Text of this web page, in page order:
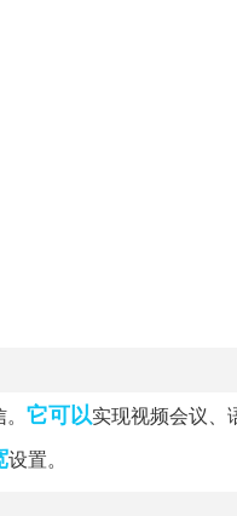
它可以实现视频会议、
设置。